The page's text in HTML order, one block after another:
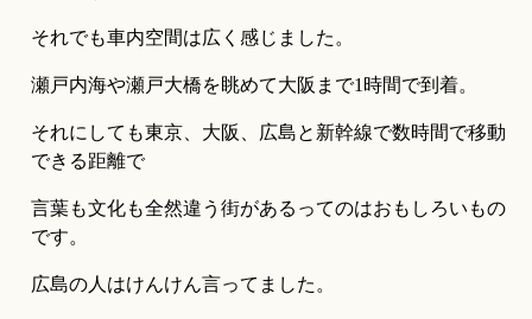
それでも車内空間は広く感じました。
瀬戸内海や瀬戸大橋を眺めて大阪まで1時間で到着。
それにしても東京、大阪、広島と新幹線で数時間で移動
できる距離で
言葉も文化も全然違う街があるってのはおもしろいもの
です。
広島の人はけんけん言ってました。